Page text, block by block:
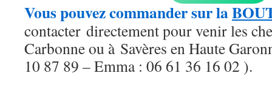
Vous pouvez commander sur la
contacter directement pour venir les
Carbonne ou à Savères en Haute
10 87 89 – Emma : 06 61 36 16 02 ).